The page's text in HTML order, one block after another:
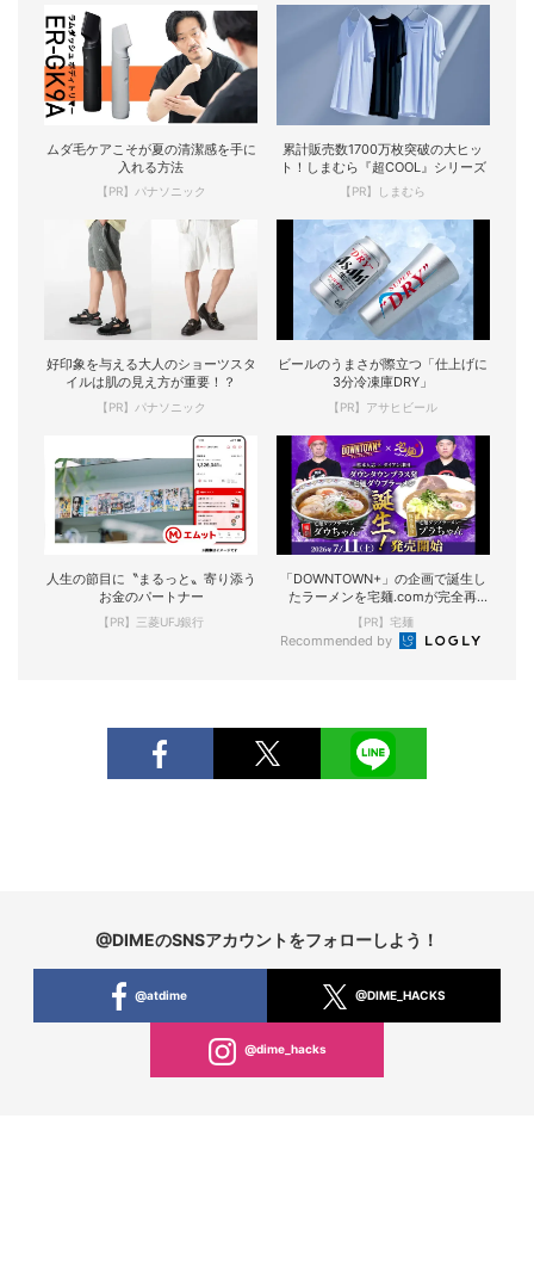
ムダ毛ケアこそが夏の清潔感を手に
入れる方法
【PR】パナソニック
累計販売数1700万枚突破の大ヒッ
ト！しまむら『超COOL』シリーズ
【PR】しまむら
好印象を与える大人のショーツスタ
イルは肌の見え方が重要！？
【PR】パナソニック
ビールのうまさが際立つ「仕上げに
3分冷凍庫DRY」
【PR】アサヒビール
人生の節目に〝まるっと〟寄り添う
お金のパートナー
【PR】三菱UFJ銀行
「DOWNTOWN+」の企画で誕生し
たラーメンを宅麺.comが完全再
現！
【PR】宅麺
Recommended by
@DIMEのSNSアカウントをフォローしよう！
@atdime @DIME_HACKS
@dime_hacks